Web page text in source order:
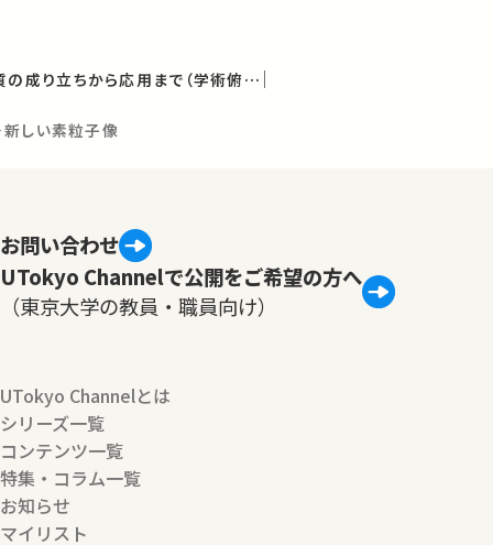
宇宙・物質・社会－物質の成り立ちから応用まで（学術俯瞰講義）
しい素粒子像
お問い合わせ
UTokyo Channelで公開をご希望の方へ
（東京大学の教員・職員向け）
UTokyo Channelとは
シリーズ一覧
コンテンツ一覧
特集・コラム一覧
お知らせ
マイリスト